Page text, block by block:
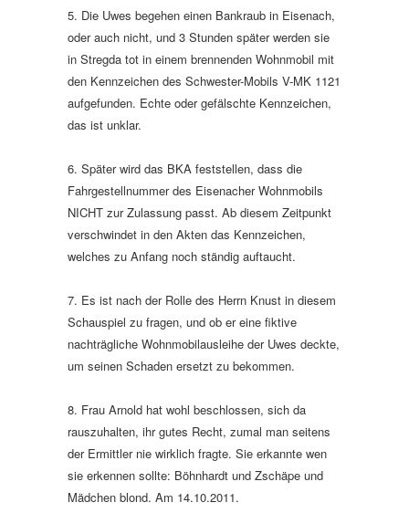
5. Die Uwes begehen einen Bankraub in Eisenach,
oder auch nicht, und 3 Stunden später werden sie
in Stregda tot in einem brennenden Wohnmobil mit
den Kennzeichen des Schwester-Mobils V-MK 1121
aufgefunden. Echte oder gefälschte Kennzeichen,
das ist unklar.
6. Später wird das BKA feststellen, dass die
Fahrgestellnummer des Eisenacher Wohnmobils
NICHT zur Zulassung passt. Ab diesem Zeitpunkt
verschwindet in den Akten das Kennzeichen,
welches zu Anfang noch ständig auftaucht.
7. Es ist nach der Rolle des Herrn Knust in diesem
Schauspiel zu fragen, und ob er eine fiktive
nachträgliche Wohnmobilausleihe der Uwes deckte,
um seinen Schaden ersetzt zu bekommen.
8. Frau Arnold hat wohl beschlossen, sich da
rauszuhalten, ihr gutes Recht, zumal man seitens
der Ermittler nie wirklich fragte. Sie erkannte wen
sie erkennen sollte: Böhnhardt und Zschäpe und
Mädchen blond. Am 14.10.2011.